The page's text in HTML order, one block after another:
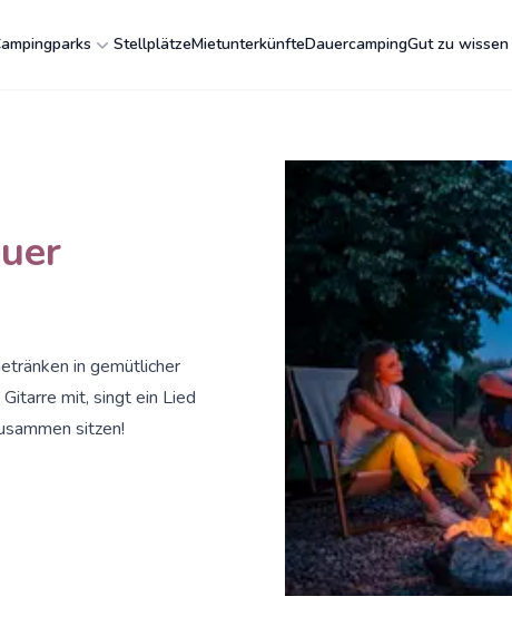
StellplätzeMietunterkünfteDauercampingGut zu wissen
in gemütlicher
mit, singt ein Lied
sitzen!